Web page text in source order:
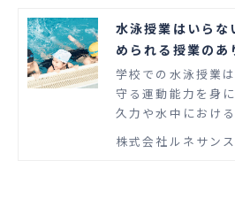
水泳授業はいらな
められる授業のあ
学校での水泳授業
守る運動能力を身
久力や水中におけ
りするために必要
近年では「水泳授
株式会社ルネサンス